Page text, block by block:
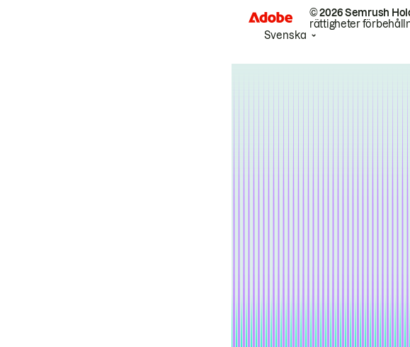
© 2026 Semrush
rättigheter
Svenska